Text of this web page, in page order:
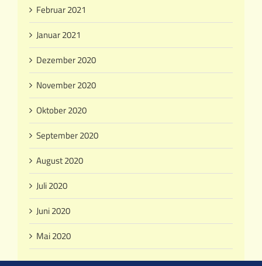
Februar 2021
Januar 2021
Dezember 2020
November 2020
Oktober 2020
September 2020
August 2020
Juli 2020
Juni 2020
Mai 2020